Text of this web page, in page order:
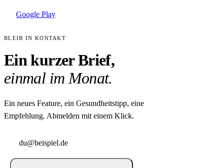
Google Play
BLEIB IN KONTAKT
Ein kurzer Brief,
einmal im Monat.
Ein neues Feature, ein Gesundheitstipp, eine
Empfehlung. Abmelden mit einem Klick.